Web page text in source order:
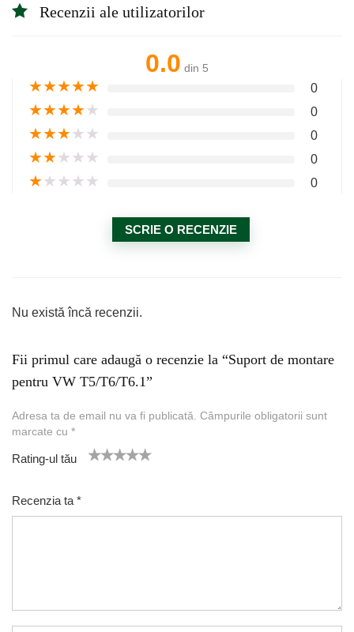
Recenzii ale utilizatorilor
0.0 din 5
★★★★★ 0
★★★★★ 0
★★★★★ 0
★★★★★ 0
★★★★★ 0
SCRIE O RECENZIE
Nu există încă recenzii.
Fii primul care adaugă o recenzie la “Suport de montare
pentru VW T5/T6/T6.1”
Adresa ta de email nu va fi publicată. Câmpurile obligatorii sunt
marcate cu *
Rating-ul tău
5
star
Recenzia ta *